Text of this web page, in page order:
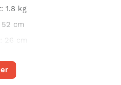
kan iets kleiner of groter zijn
: 1.8 kg
52 cm
: 26 cm